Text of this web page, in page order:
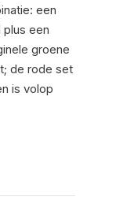
een
een
groene
de rode set
is volop